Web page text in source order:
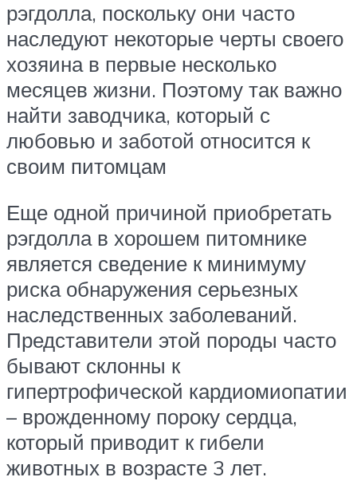
рэгдолла, поскольку они часто
наследуют некоторые черты своего
хозяина в первые несколько
месяцев жизни. Поэтому так важно
найти заводчика, который с
любовью и заботой относится к
своим питомцам
Еще одной причиной приобретать
рэгдолла в хорошем питомнике
является сведение к минимуму
риска обнаружения серьезных
наследственных заболеваний.
Представители этой породы часто
бывают склонны к
гипертрофической кардиомиопатии
– врожденному пороку сердца,
который приводит к гибели
животных в возрасте 3 лет.